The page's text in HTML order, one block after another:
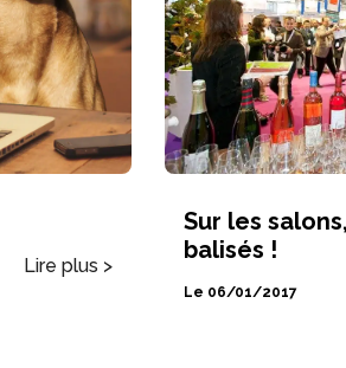
Lire plus >
Sur les
balisés !
Le 06/01/2017